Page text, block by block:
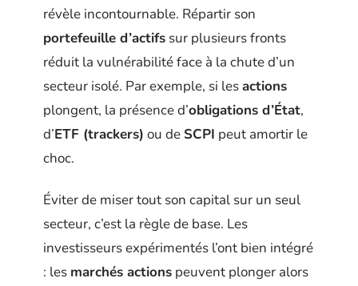
révèle incontournable. Répartir son
portefeuille d’actifs sur plusieurs fronts
réduit la vulnérabilité face à la chute d’un
secteur isolé. Par exemple, si lesactions
plongent, la présence d’obligations d’État,
d’ETF (trackers) ou de SCPI peut amortir le
choc.
Éviter de miser tout son capital sur un seul
secteur, c’est la règle de base. Les
investisseurs expérimentés l’ont bien intégré
: les marchés actions peuvent plonger alors